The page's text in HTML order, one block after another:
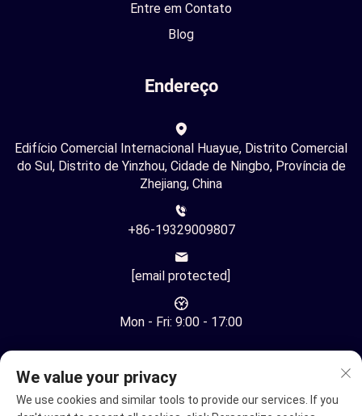
Entre em Contato
Blog
Endereço
Edifício Comercial Internacional Huayue, Distrito Comercial
do Sul, Distrito de Yinzhou, Cidade de Ningbo, Província de
Zhejiang, China
+86-19329009807
[email protected]
Mon - Fri: 9:00 - 17:00
We value your privacy
We use cookies and similar tools to provide our services. If you